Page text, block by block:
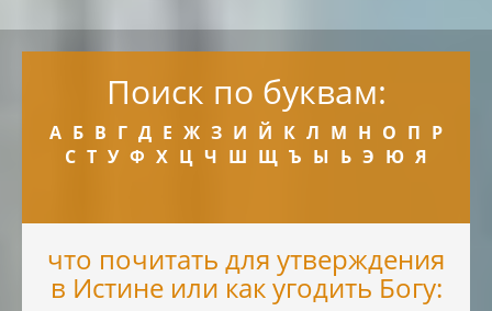
Поиск по буквам:
А Б В Г Д Е Ж З И Й К Л М Н О П Р
С Т У Ф Х Ц Ч Ш Щ Ъ Ы Ь Э Ю Я
что почитать для утверждения
в Истине или как угодить Богу: